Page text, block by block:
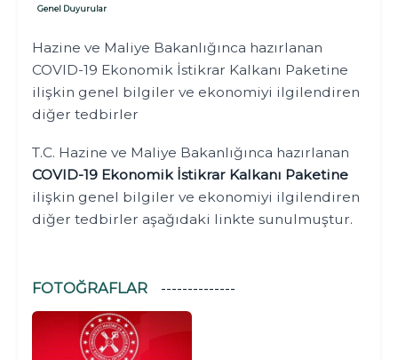
Genel Duyurular
Hazine ve Maliye Bakanlığınca hazırlanan
COVID-19 Ekonomik İstikrar Kalkanı Paketine
ilişkin genel bilgiler ve ekonomiyi ilgilendiren
diğer tedbirler
T.C. Hazine ve Maliye Bakanlığınca hazırlanan
COVID-19 Ekonomik İstikrar Kalkanı Paketine
ilişkin genel bilgiler ve ekonomiyi ilgilendiren
diğer tedbirler aşağıdaki linkte sunulmuştur.
FOTOĞRAFLAR